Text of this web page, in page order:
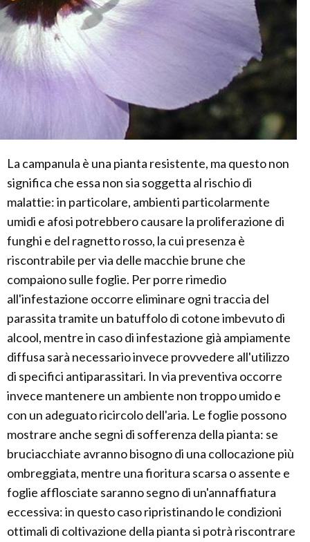
La campanula è una pianta resistente, ma questo non
significa che essa non sia soggetta al rischio di
malattie: in particolare, ambienti particolarmente
umidi e afosi potrebbero causare la proliferazione di
funghi e del ragnetto rosso, la cui presenza è
riscontrabile per via delle macchie brune che
compaiono sulle foglie. Per porre rimedio
all'infestazione occorre eliminare ogni traccia del
parassita tramite un batuffolo di cotone imbevuto di
alcool, mentre in caso di infestazione già ampiamente
diffusa sarà necessario invece provvedere all'utilizzo
di specifici antiparassitari. In via preventiva occorre
invece mantenere un ambiente non troppo umido e
con un adeguato ricircolo dell'aria. Le foglie possono
mostrare anche segni di sofferenza della pianta: se
bruciacchiate avranno bisogno di una collocazione più
ombreggiata, mentre una fioritura scarsa o assente e
foglie afflosciate saranno segno di un'annaffiatura
eccessiva: in questo caso ripristinando le condizioni
ottimali di coltivazione della pianta si potrà riscontrare